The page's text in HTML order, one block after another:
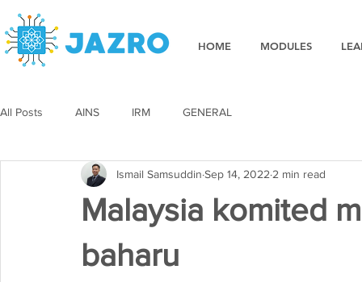
HOME MODULES
All Posts AINS IRM GENERAL
Malaysia komited
baharu
Ismail Samsuddin Sep 14, 2022 2 min read